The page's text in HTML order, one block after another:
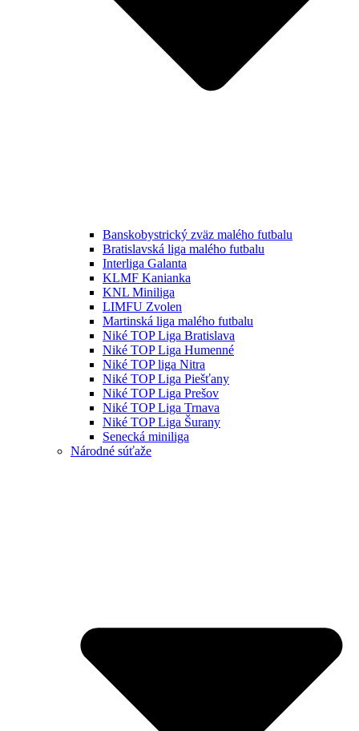
Banskobystrický zväz malého futbalu
Bratislavská liga malého futbalu
Interliga Galanta
KLMF Kanianka
KNL Miniliga
LIMFU Zvolen
Martinská liga malého futbalu
Niké TOP Liga Bratislava
Niké TOP Liga Humenné
Niké TOP liga Nitra
Niké TOP Liga Piešťany
Niké TOP Liga Prešov
Niké TOP Liga Trnava
Niké TOP Liga Šurany
Senecká miniliga
Národné súťaže